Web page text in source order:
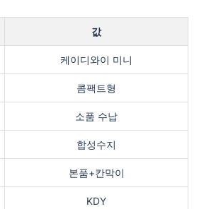
값
케이디와이 미니
콤팩트형
소품 수납
합성수지
본품+칸막이
KDY